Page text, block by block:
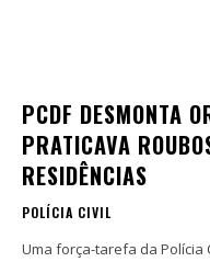
PCDF DESMONTA
PRATICAVA
RESIDÊNCIAS
POLÍCIA CIVIL
Uma força-tarefa da Polícia